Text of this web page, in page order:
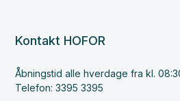
Kontakt HOFOR
Åbningstid alle hverdage fra kl.
Telefon: 3395 3395